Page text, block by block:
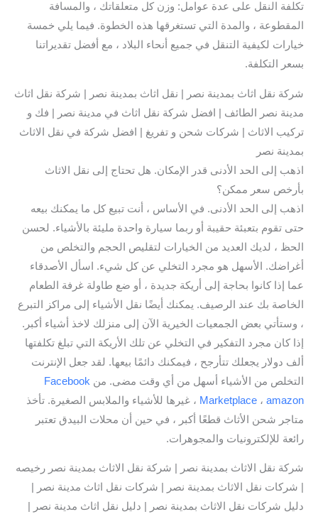
تكلفة النقل على عدة عوامل: وزن كل متعلقاتك ، والمسافة
المقطوعة ، والمدة التي تستغرقها هذه الخطوة. فيما يلي خمسة
خيارات لكيفية التنقل في جميع أنحاء البلاد ، مع أفضل تقديراتنا
بسعر التكلفة.
شركة نقل اثاث بمدينة نصر | نقل اثاث بمدينة نصر | شركة نقل اثاث
مدينة نصر الطائف | افضل شركة نقل اثاث في مدينة نصر | فك و
تركيب الاثاث | شركات شحن و تفريغ | افضل شركة في نقل الاثاث
بمدينة نصر
اذهب إلى الحد الأدنى قدر الإمكان. هل تحتاج إلى نقل الاثاث
بأرخص سعر ممكن؟
اذهب إلى الحد الأدنى. في الأساس ، أنت تبيع كل ما يمكنك بيعه
حتى تقوم بتعبئة حقيبة أو ربما سيارة واحدة مليئة بالأشياء. لحسن
الحظ ، لديك العديد من الخيارات لتقليص الحجم والتخلص من
أغراضك. الأسهل هو مجرد التخلي عن كل شيء. اسأل الأصدقاء
عما إذا كانوا بحاجة إلى أريكة جديدة ، أو ضع طاولة غرفة الطعام
الخاصة بك عند الرصيف. يمكنك أيضًا نقل الأشياء إلى مراكز التبرع
، وستأتي بعض الجمعيات الخيرية الآن إلى منزلك لاخذ أشياء أكبر.
إذا كان مجرد التفكير في التخلي عن تلك الأريكة التي تبلغ تكلفتها
ألف دولار يجعلك تتأرجح ، فيمكنك دائمًا بيعها. لقد جعل الإنترنت
التخلص من الأشياء أسهل من أي وقت مضى. من Facebook
Marketplace ، amazon
، غيرها للأشياء والملابس الصغيرة. تأخذ
متاجر شحن الأثاث قطعًا أكبر ، في حين أن محلات البيدق تعتبر
رائعة للإلكترونيات والمجوهرات.
شركة نقل الاثاث بمدينة نصر | شركة نقل الاثاث بمدينة نصر رخيصه
| شركات نقل الاثاث بمدينة نصر | شركات نقل اثاث مدينة نصر |
دليل شركات نقل الاثاث بمدينة نصر | دليل نقل اثاث مدينة نصر |